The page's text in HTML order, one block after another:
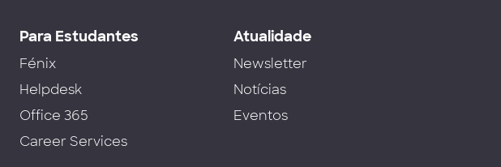
Para Estudantes
Fénix
Helpdesk
Office 365
Career Services
Atualidade
Newsletter
Notícias
Eventos